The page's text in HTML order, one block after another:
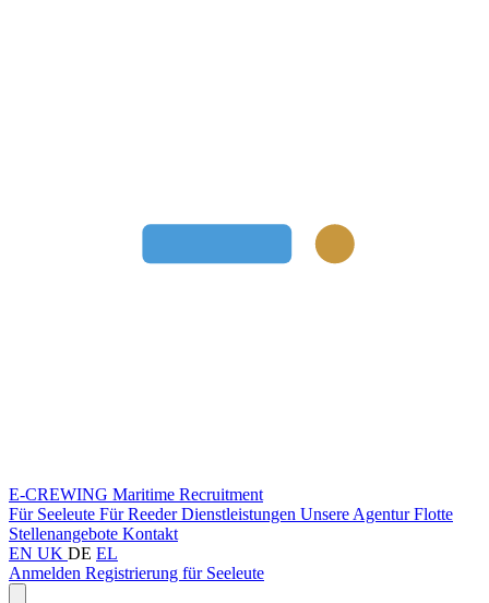
E-CREWING Maritime Recruitment
Für Seeleute Für ReederDienstleistungen Unsere AgenturFlotte
Stellenangebote Kontakt
EN UK DE EL
Anmelden Registrierung für Seeleute